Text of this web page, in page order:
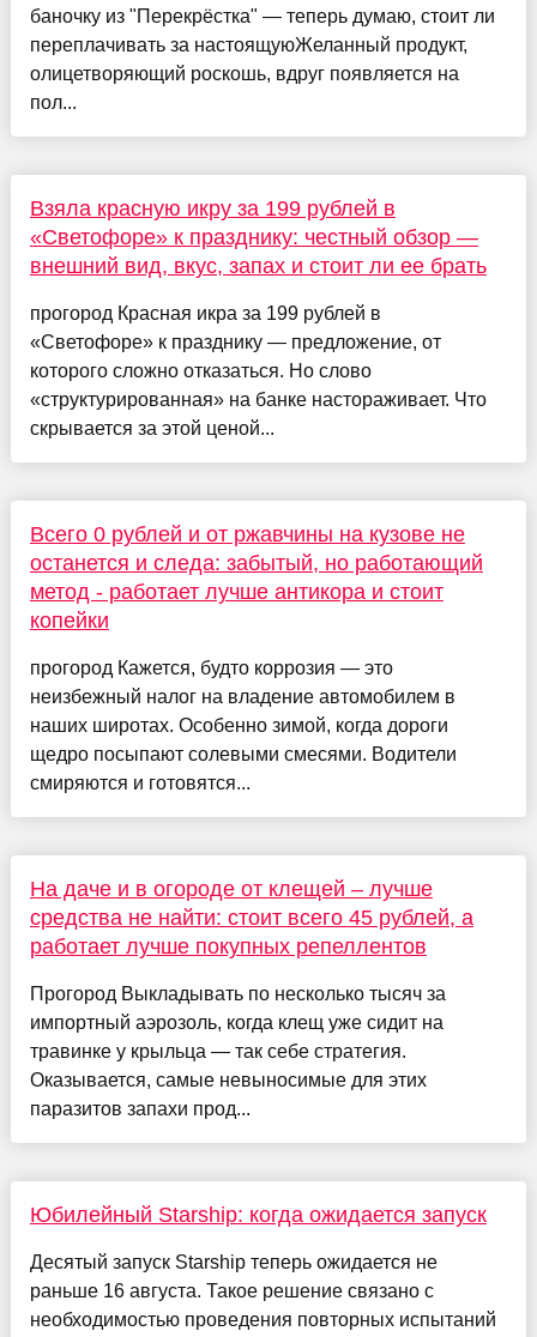
баночку из "Перекрёстка" — теперь думаю, стоит ли
переплачивать за настоящуюЖеланный продукт,
олицетворяющий роскошь, вдруг появляется на
пол...
Взяла красную икру за 199 рублей в
«Светофоре» к празднику: честный обзор —
внешний вид, вкус, запах и стоит ли ее брать
прогород Красная икра за 199 рублей в
«Светофоре» к празднику — предложение, от
которого сложно отказаться. Но слово
«структурированная» на банке настораживает. Что
скрывается за этой ценой...
Всего 0 рублей и от ржавчины на кузове не
останется и следа: забытый, но работающий
метод - работает лучше антикора и стоит
копейки
прогород Кажется, будто коррозия — это
неизбежный налог на владение автомобилем в
наших широтах. Особенно зимой, когда дороги
щедро посыпают солевыми смесями. Водители
смиряются и готовятся...
На даче и в огороде от клещей – лучше
средства не найти: стоит всего 45 рублей, а
работает лучше покупных репеллентов
Прогород Выкладывать по несколько тысяч за
импортный аэрозоль, когда клещ уже сидит на
травинке у крыльца — так себе стратегия.
Оказывается, самые невыносимые для этих
паразитов запахи прод...
Юбилейный Starship: когда ожидается запуск
Десятый запуск Starship теперь ожидается не
раньше 16 августа. Такое решение связано с
необходимостью проведения повторных испытаний